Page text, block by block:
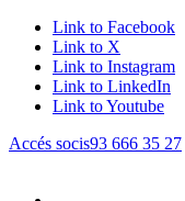
Link to Facebook
Link to X
Link to Instagram
Link to LinkedIn
Link to Youtube
Accés socis93 666 35 27